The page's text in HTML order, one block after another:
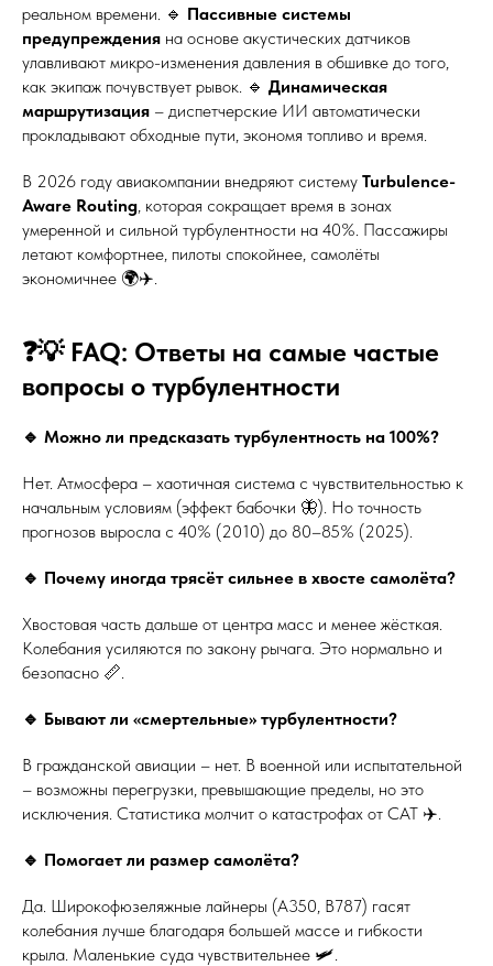
реальном времени. 🔹 Пассивные системы
предупреждения на основе акустических датчиков
улавливают микро-изменения давления в обшивке до того,
как экипаж почувствует рывок. 🔹 Динамическая
маршрутизация – диспетчерские ИИ автоматически
прокладывают обходные пути, экономя топливо и время.
В 2026 году авиакомпании внедряют систему Turbulence-
Aware Routing, которая сокращает время в зонах
умеренной и сильной турбулентности на 40%. Пассажиры
летают комфортнее, пилоты спокойнее, самолёты
экономичнее 🌍✈️.
❓💡 FAQ: Ответы на самые частые
вопросы о турбулентности
🔹 Можно ли предсказать турбулентность на 100%?
Нет. Атмосфера – хаотичная система с чувствительностью к
начальным условиям (эффект бабочки 🦋). Но точность
прогнозов выросла с 40% (2010) до 80–85% (2025).
🔹 Почему иногда трясёт сильнее в хвосте самолёта?
Хвостовая часть дальше от центра масс и менее жёсткая.
Колебания усиляются по закону рычага. Это нормально и
безопасно 📏.
🔹 Бывают ли «смертельные» турбулентности?
В гражданской авиации – нет. В военной или испытательной
– возможны перегрузки, превышающие пределы, но это
исключения. Статистика молчит о катастрофах от CAT ✈️.
🔹 Помогает ли размер самолёта?
Да. Широкофюзеляжные лайнеры (A350, B787) гасят
колебания лучше благодаря большей массе и гибкости
крыла. Маленькие суда чувствительнее 🛩️.